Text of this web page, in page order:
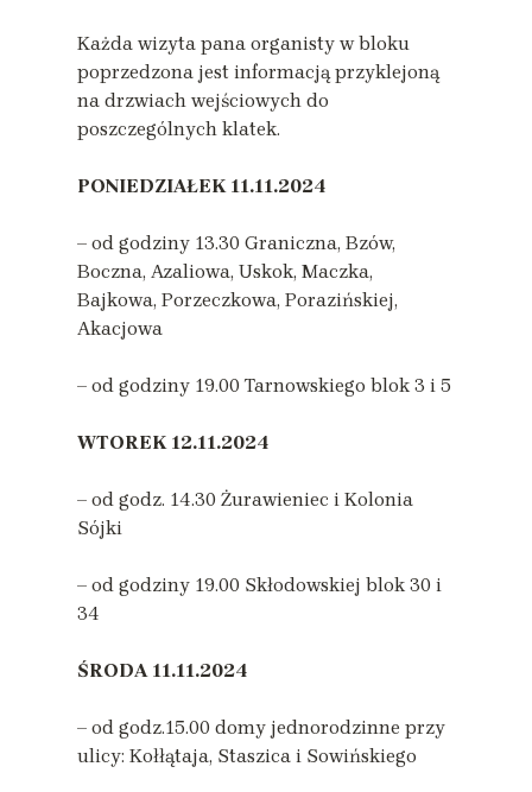
Każda wizyta pana organisty w bloku
poprzedzona jest informacją przyklejoną
na drzwiach wejściowych do
poszczególnych klatek.
PONIEDZIAŁEK 11.11.2024
– od godziny 13.30 Graniczna, Bzów,
Boczna, Azaliowa, Uskok, Maczka,
Bajkowa, Porzeczkowa, Porazińskiej,
Akacjowa
– od godziny 19.00 Tarnowskiego blok 3 i 5
WTOREK 12.11.2024
– od godz. 14.30 Żurawieniec i Kolonia
Sójki
– od godziny 19.00 Skłodowskiej blok 30 i
34
ŚRODA 11.11.2024
– od godz.15.00 domy jednorodzinne przy
ulicy: Kołłątaja, Staszica i Sowińskiego